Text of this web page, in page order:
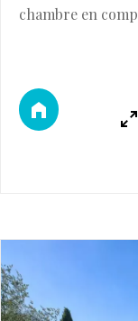
chambre en
plafond
desservant une